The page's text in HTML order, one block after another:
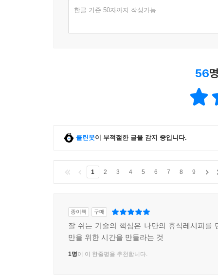
한글 기준 50자까지 작성가능
56
클린봇이 부적절한 글을 감지 중입니다.
1 2 3 4 5 6 7 8 9
종이책 구매
잘 쉬는 기술의 핵심은 나만의 휴식레시피를
만을 위한 시간을 만들라는 것
1명이 이 한줄평을 추천합니다.